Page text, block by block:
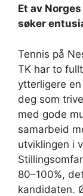
Et av
søker
Tennis på
TK har to
ytterligere
deg som
med gode
samarbeid
utviklingen i
80–100%,
kandidaten.